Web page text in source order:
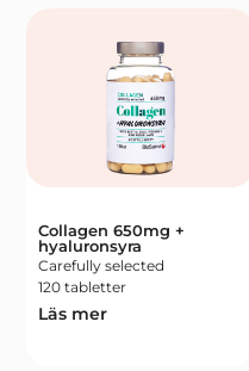
Collagen 650mg +
hyaluronsyra
Carefully selected
120 tabletter
Läs mer